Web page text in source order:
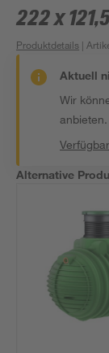
222 x
Produktdetails |
Aktuell
Wir
anbieten.
Alternative